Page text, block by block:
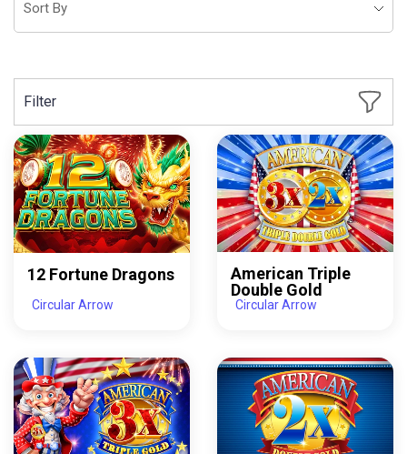
Filter
12 Fortune Dragons
Circular Arrow
American Triple
Double Gold
Circular Arrow